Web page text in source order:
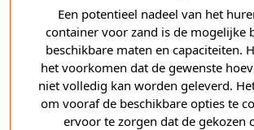
Een potentieel nadeel van het
container voor zand is de mogelijke
beschikbare maten en capaciteiten.
het voorkomen dat de gewenste
niet volledig kan worden geleverd.
om vooraf de beschikbare opties te
ervoor te zorgen dat de gekozen